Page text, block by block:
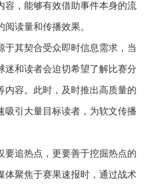
容，能够有效借助事件本身的流
读量和传播效果。
于其契合受众即时信息需求，当
迷和读者会迫切希望了解比赛分
内容。此时，及时推出高质量的
吸引大量目标读者，为软文传播
要追热点，更要善于挖掘热点的
体聚焦于赛果速报时，通过战术